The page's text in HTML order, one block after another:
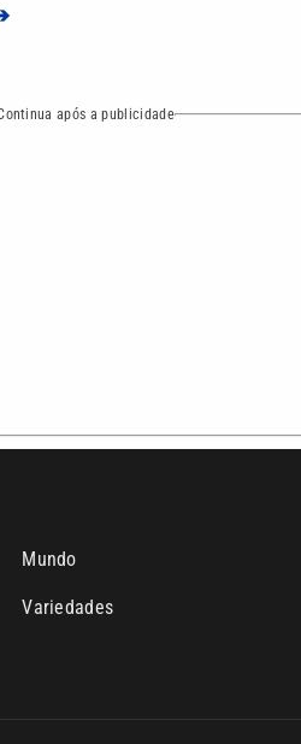
após a publicidade
SBT acompanha: Entre em
01.773.119.0001-60 Política